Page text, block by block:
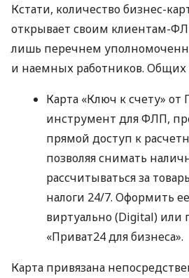
Кстати, количество бизнес-
открывает своим клиентам-
лишь перечнем
и наемных работников. Общих
Карта «Ключ к счету»
инструмент для ФЛП,
прямой доступ к
позволяя снимать
рассчитываться за
налоги 24/7. Оформить
виртуально (Digital) или
«Приват24 для бизнеса».
Карта привязана